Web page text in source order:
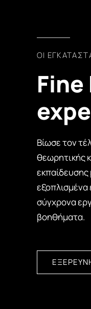
ΟΙ
Βίωσε τον
θεωρητικής
εξοπλισμένα
σύγχρονα
βοηθήματα.